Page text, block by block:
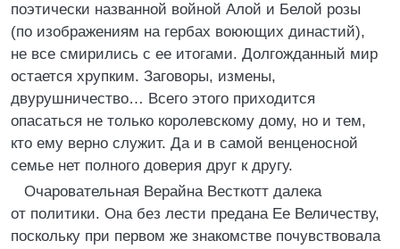
поэтически названной войной Алой и Белой розы
(по изображениям на гербах воюющих династий),
не все смирились с ее итогами. Долгожданный мир
остается хрупким. Заговоры, измены,
двурушничество… Всего этого приходится
опасаться не только королевскому дому, но и тем,
кто ему верно служит. Да и в самой венценосной
семье нет полного доверия друг к другу.
Очаровательная Верайна Весткотт далека
от политики. Она без лести предана Ее Величеству,
поскольку при первом же знакомстве почувствовала